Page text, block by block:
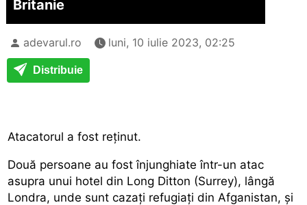
Britanie
adevarul.ro luni, 10 iulie 2023, 02:25
Distribuie
Atacatorul a fost reținut.
Două persoane au fost înjunghiate într-un atac
asupra unui hotel din Long Ditton (Surrey), lângă
Londra, unde sunt cazați refugiați din Afganistan, și